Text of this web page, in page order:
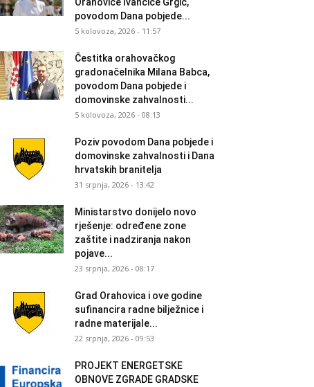
povodom Dana pobjede...
5 kolovoza, 2026 - 11:57
Čestitka orahovačkog
gradonačelnika Milana Babca,
povodom Dana pobjede i
domovinske zahvalnosti...
5 kolovoza, 2026 - 08:13
Poziv povodom Dana pobjede i
domovinske zahvalnosti i Dana
hrvatskih branitelja
31 srpnja, 2026 - 13:42
Ministarstvo donijelo novo
rješenje: određene zone
zaštite i nadziranja nakon
pojave...
23 srpnja, 2026 - 08:17
Grad Orahovica i ove godine
sufinancira radne bilježnice i
radne materijale...
22 srpnja, 2026 - 09:53
PROJEKT ENERGETSKE
OBNOVE ZGRADE GRADSKE